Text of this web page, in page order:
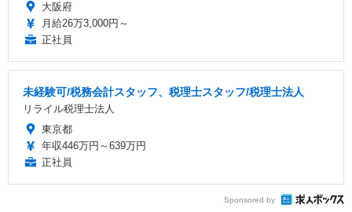
大阪府
月給26万3,000円～
正社員
未経験可/税務会計スタッフ、税理士スタッフ/税理士法人
リライル税理士法人
東京都
年収446万円～639万円
正社員
Sponsored by